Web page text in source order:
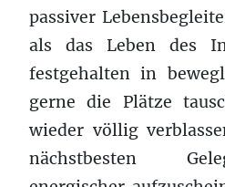
passiver
als das Leben des
festgehalten in
gerne die Plätze
wieder völlig
nächstbesten